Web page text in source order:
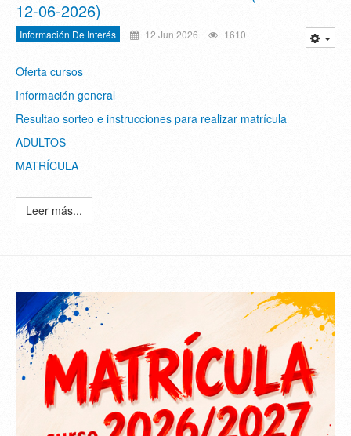
12-06-2026)
Información De Interés 12 Jun 2026 1610
Oferta cursos
Información general
Resultao sorteo e instrucciones para realizar matrícula
ADULTOS
MATRÍCULA
Leer más...